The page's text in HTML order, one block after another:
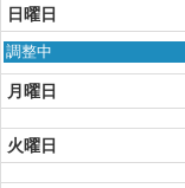
2026
日,
8
月
22nd
2026
日曜日
日
日,
8
月
23rd
2026
調整中
月曜日
火曜日